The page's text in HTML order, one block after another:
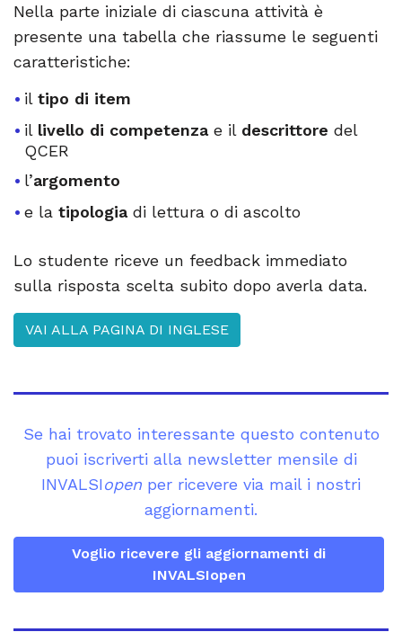
Nella parte iniziale di ciascuna attività è
presente una tabella che riassume le seguenti
caratteristiche:
il tipo di item
il livello di competenzae il descrittore del
QCER
l’argomento
e la tipologiadi lettura o di ascolto
Lo studente riceve un feedback immediato
sulla risposta scelta subito dopo averla data.
VAI ALLA PAGINA DI INGLESE
Se hai trovato interessante questo contenuto
puoi iscriverti alla newsletter mensile di
INVALSIopen per ricevere via mail i nostri
aggiornamenti.
Voglio ricevere gli aggiornamenti di
INVALSIopen